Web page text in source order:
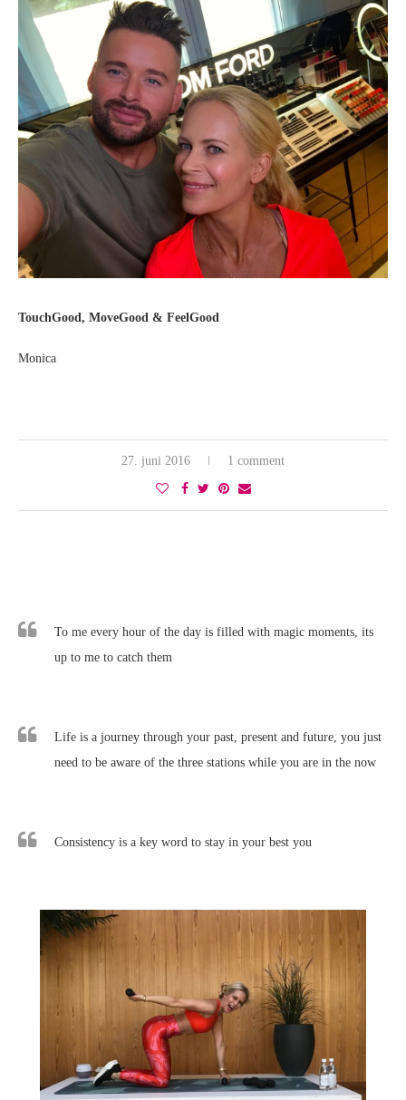
TouchGood, MoveGood & FeelGood
Monica
27. juni 2016 1 comment
To me every hour of the day is filled with magic moments, its
up to me to catch them
Life is a journey through your past, present and future, you just
need to be aware of the three stations while you are in the now
Consistency is a key word to stay in your best you